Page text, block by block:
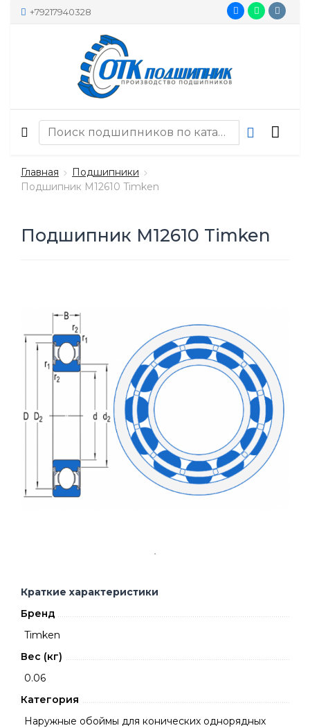
+79217940328
Главная
Подшипники
Подшипник M12610 Timken
Подшипник M12610 Timken
Краткие характеристики
Бренд
Timken
Вес (кг)
0.06
Категория
Наружные обоймы для конических однорядных